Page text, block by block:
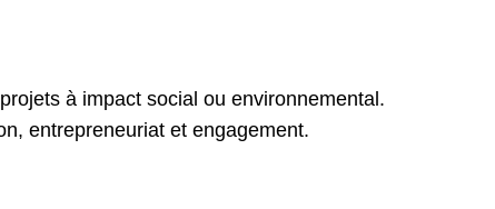
à impact social ou environnemental.
entrepreneuriat et engagement.